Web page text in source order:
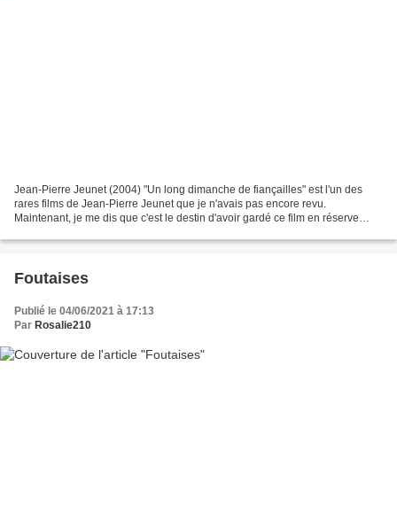
Jean-Pierre Jeunet (2004) "Un long dimanche de fiançailles" est l'un des
rares films de Jean-Pierre Jeunet que je n'avais pas encore revu.
Maintenant, je me dis que c'est le destin d'avoir gardé ce film en réserve
Foutaises
Publié le 04/06/2021 à 17:13
Par Rosalie210